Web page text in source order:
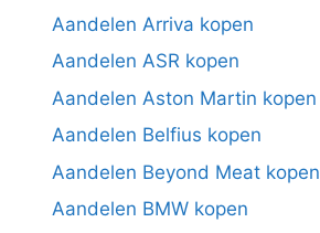
Aandelen Arriva kopen
Aandelen ASR kopen
Aandelen Aston Martin kopen
Aandelen Belfius kopen
Aandelen Beyond Meat kopen
Aandelen BMW kopen